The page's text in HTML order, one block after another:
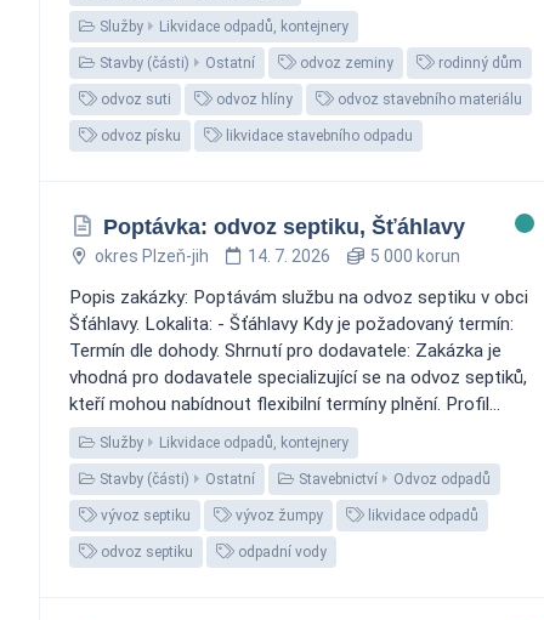
Služby Likvidace odpadů, kontejnery
Stavby (části) Ostatní odvoz zeminy rodinný dům
odvoz suti odvoz hlíny odvoz stavebního materiálu
odvoz písku likvidace stavebního odpadu
Poptávka: odvoz septiku, Šťáhlavy
okres Plzeň-jih 14. 7. 2026 5 000 korun
Popis zakázky: Poptávám službu na odvoz septiku v obci
Šťáhlavy. Lokalita: - Šťáhlavy Kdy je požadovaný termín:
Termín dle dohody. Shrnutí pro dodavatele: Zakázka je
vhodná pro dodavatele specializující se na odvoz septiků,
kteří mohou nabídnout flexibilní termíny plnění. Profil...
Služby Likvidace odpadů, kontejnery
Stavby (části) Ostatní Stavebnictví Odvoz odpadů
vývoz septiku vývoz žumpy likvidace odpadů
odvoz septiku odpadní vody